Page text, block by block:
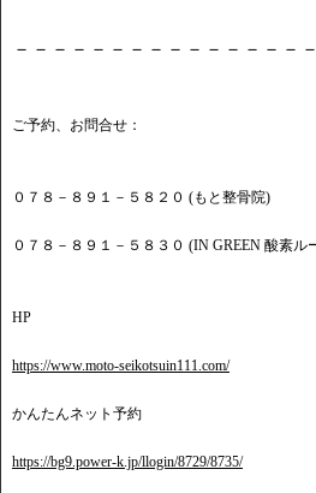
－－－－－－－－－－－－－－－
ご予約、お問合せ：
０７８－８９１－５８２０ (もと整骨院)
０７８－８９１－５８３０ (IN GREEN 酸素ル
HP
https://www.moto-seikotsuin111.com/
かんたんネット予約
https://bg9.power-k.jp/llogin/8729/8735/